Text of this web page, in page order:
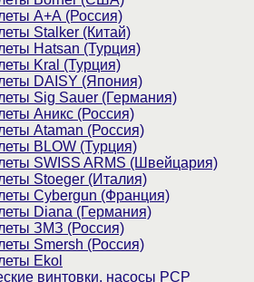
А+А (Россия)
Stalker (Китай)
Hatsan (Турция)
Kral (Турция)
DAISY (Япония)
Sig Sauer (Германия)
Аникс (Россия)
Ataman (Россия)
BLOW (Турция)
SWISS ARMS (Швейцария)
Stoeger (Италия)
Cybergun (Франция)
Diana (Германия)
ЗМЗ (Россия)
Smersh (Россия)
Ekol
винтовки, насосы PCP